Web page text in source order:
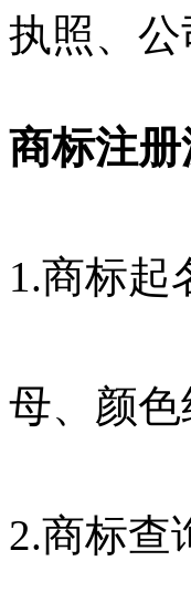
执照、
商标注册
1.商标起
母、颜
2.商标查